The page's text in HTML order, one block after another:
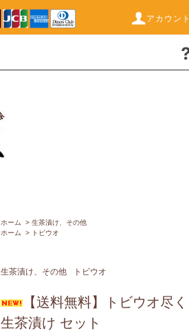
アカウント
ホーム > 生茶漬け、その他
ホーム
> トビウオ
生茶漬け、その他 トビウオ
【送料無料】トビウオ尽
生茶漬け セット